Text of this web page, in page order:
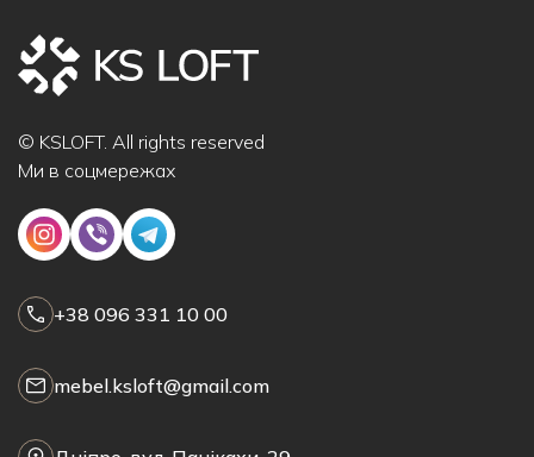
© KSLOFT. All rights reserved
Ми в соцмережах
+38 096 331 10 00
mebel.ksloft@gmail.com